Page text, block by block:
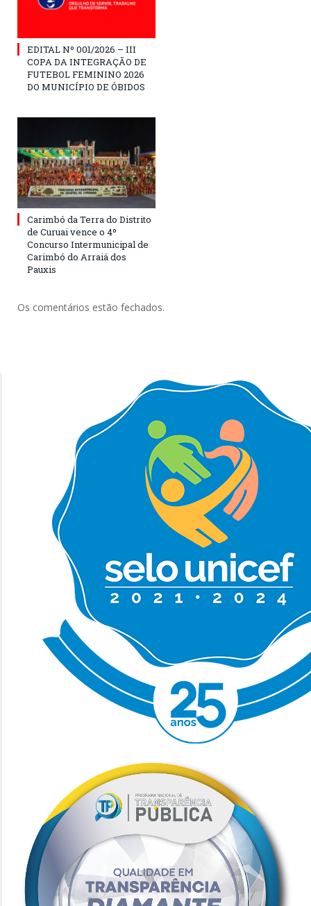
EDITAL Nº 001/2026 – III
COPA DA INTEGRAÇÃO DE
FUTEBOL FEMININO 2026
DO MUNICÍPIO DE ÓBIDOS
Carimbó da Terra do Distrito
de Curuai vence o 4º
Concurso Intermunicipal de
Carimbó do Arraiá dos
Pauxis
Os comentários estão fechados.